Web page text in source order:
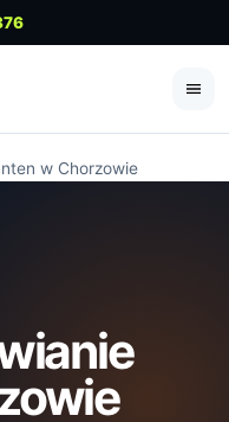
w Chorzowie